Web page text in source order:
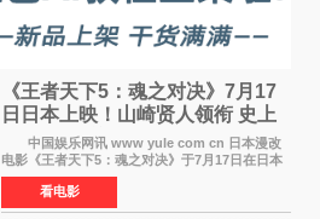
《王者天下5：魂之对决》7月17
日日本上映！山崎贤人领衔 史上
最大“函谷关防卫战”
中国娱乐网讯 www yule com cn 日本漫改
电影《王者天下5：魂之对决》于7月17日在日本
全国上映。这部由佐藤信介执导、山崎贤人主演
的历史动作片，改编自原泰久同名人气漫画，继
续讲述信和漂
看电影